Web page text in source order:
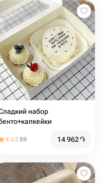
набор
4.6559 14 962֏